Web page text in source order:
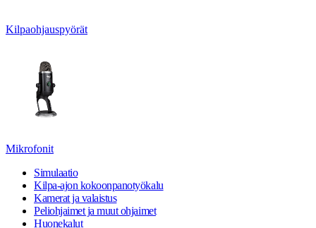
Kilpaohjauspyörät
Mikrofonit
Simulaatio
Kilpa-ajon kokoonpanotyökalu
Kamerat ja valaistus
Peliohjaimet ja muut ohjaimet
Huonekalut